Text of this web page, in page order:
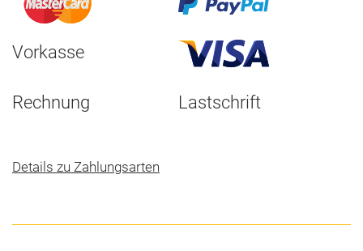
Vorkasse
Rechnung Lastschrift
Details zu Zahlungsarten